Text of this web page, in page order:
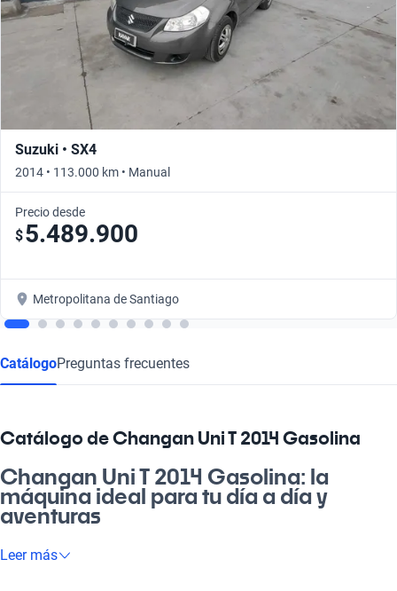
Suzuki • SX4
2014 • 113.000 km • Manual
Precio desde
$5.489.900
Metropolitana de Santiago
CatálogoPreguntas frecuentes
Catálogo de Changan Uni T 2014 Gasolina
Changan Uni T 2014 Gasolina: la
máquina ideal para tu día a día y
aventuras
¡Oye! Si buscas un auto que se adapte a tus necesidades y que
Leer más